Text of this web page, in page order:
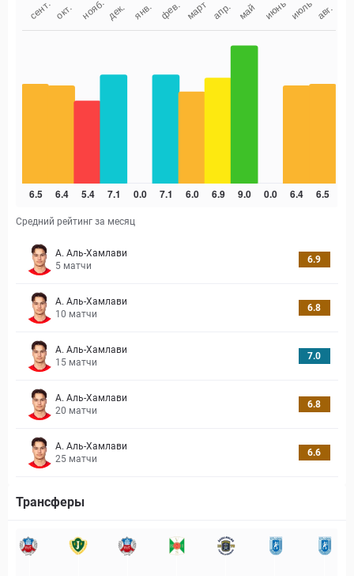
Средний рейтинг за месяц
А. Аль-Хамлави
5 матчи
6.9
А. Аль-Хамлави
10 матчи
6.8
А. Аль-Хамлави
15 матчи
7.0
А. Аль-Хамлави
20 матчи
6.8
А. Аль-Хамлави
25 матчи
6.6
Трансферы